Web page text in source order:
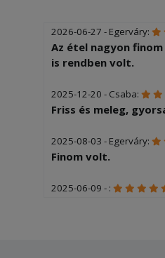
2026-06-27 - Egerváry:
Az étel nagyon
is rendben volt.
2025-12-20 - Csaba:
Friss és meleg,
2025-08-03 - Egerváry:
Finom volt.
2025-06-09 - :